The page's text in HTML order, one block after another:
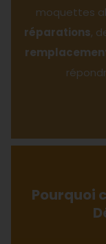
moquettes
réparations,
Pourquoi